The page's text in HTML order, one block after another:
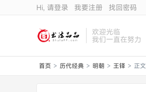
Hi, 请登录 我要注册 找回密码
欢迎光临
我们一直在努力
首页 > 历代经典 > 明朝 > 王铎 > 正文